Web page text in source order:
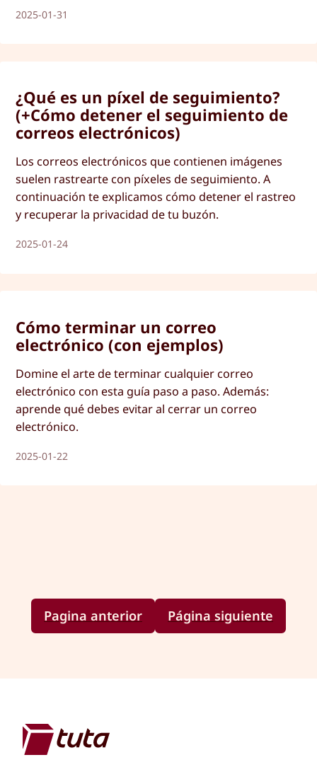
2025-01-31
¿Qué es un píxel de seguimiento?
(+Cómo detener el seguimiento de
correos electrónicos)
Los correos electrónicos que contienen imágenes
suelen rastrearte con píxeles de seguimiento. A
continuación te explicamos cómo detener el rastreo
y recuperar la privacidad de tu buzón.
2025-01-24
Cómo terminar un correo
electrónico (con ejemplos)
Domine el arte de terminar cualquier correo
electrónico con esta guía paso a paso. Además:
aprende qué debes evitar al cerrar un correo
electrónico.
2025-01-22
Pagina anterior Página siguiente